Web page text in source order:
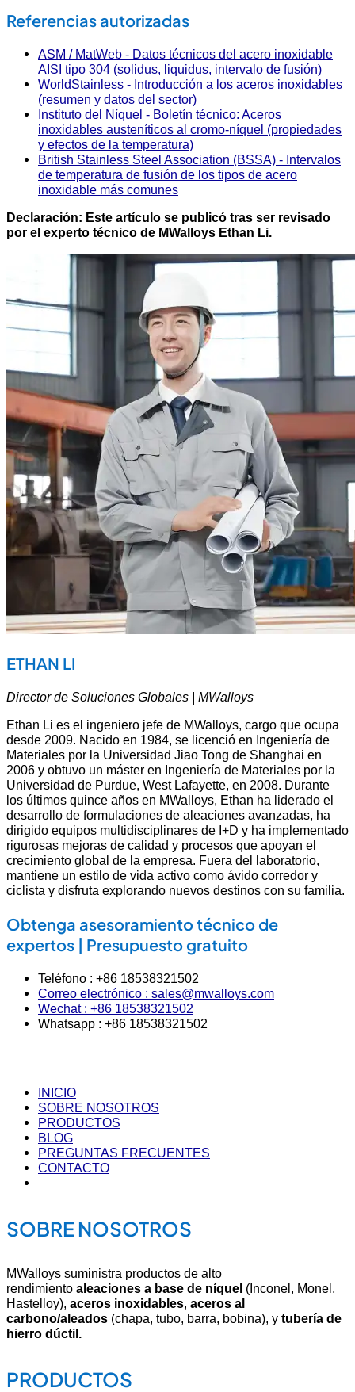
Referencias autorizadas
ASM / MatWeb - Datos técnicos del acero inoxidable
AISI tipo 304 (solidus, liquidus, intervalo de fusión)
WorldStainless - Introducción a los aceros inoxidables
(resumen y datos del sector)
Instituto del Níquel - Boletín técnico: Aceros
inoxidables austeníticos al cromo-níquel (propiedades
y efectos de la temperatura)
British Stainless Steel Association (BSSA) - Intervalos
de temperatura de fusión de los tipos de acero
inoxidable más comunes
Declaración: Este artículo se publicó tras ser revisado
por el experto técnico de MWalloys Ethan Li.
ETHAN LI
Director de Soluciones Globales | MWalloys
Ethan Li es el ingeniero jefe de MWalloys, cargo que ocupa
desde 2009. Nacido en 1984, se licenció en Ingeniería de
Materiales por la Universidad Jiao Tong de Shanghai en
2006 y obtuvo un máster en Ingeniería de Materiales por la
Universidad de Purdue, West Lafayette, en 2008. Durante
los últimos quince años en MWalloys, Ethan ha liderado el
desarrollo de formulaciones de aleaciones avanzadas, ha
dirigido equipos multidisciplinares de I+D y ha implementado
rigurosas mejoras de calidad y procesos que apoyan el
crecimiento global de la empresa. Fuera del laboratorio,
mantiene un estilo de vida activo como ávido corredor y
ciclista y disfruta explorando nuevos destinos con su familia.
Obtenga asesoramiento técnico de
expertos | Presupuesto gratuito
Teléfono : +86 18538321502
Correo electrónico : sales@mwalloys.com
Wechat : +86 18538321502
Whatsapp : +86 18538321502
INICIO
SOBRE NOSOTROS
PRODUCTOS
BLOG
PREGUNTAS FRECUENTES
CONTACTO
SOBRE NOSOTROS
MWalloys suministra productos de alto
rendimiento aleaciones a base de níquel (Inconel, Monel,
Hastelloy), aceros inoxidables, aceros al
carbono/aleados (chapa, tubo, barra, bobina), y tubería de
hierro dúctil.
PRODUCTOS